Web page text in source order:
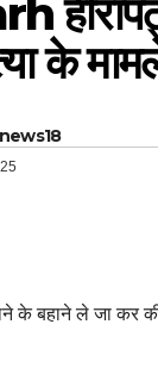
के
के बहाने ले जा कर